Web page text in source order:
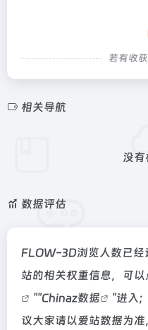
若有收
相关导航
没
数据评估
FLOW-3D浏览人数已经
站的相关权重信息，可
""Chinaz数据
"进入
议大家请以爱站数据为准